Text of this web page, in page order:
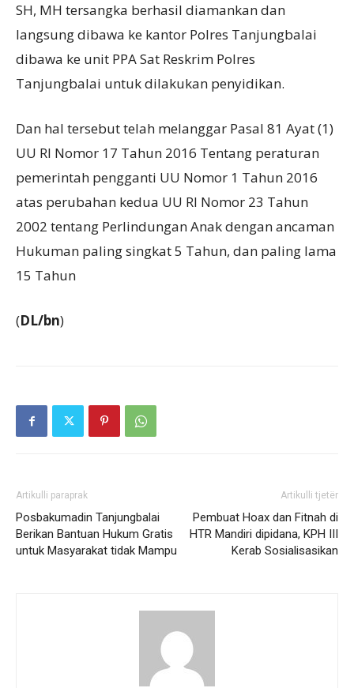
SH, MH tersangka berhasil diamankan dan
langsung dibawa ke kantor Polres Tanjungbalai
dibawa ke unit PPA Sat Reskrim Polres
Tanjungbalai untuk dilakukan penyidikan.
Dan hal tersebut telah melanggar Pasal 81 Ayat (1)
UU RI Nomor 17 Tahun 2016 Tentang peraturan
pemerintah pengganti UU Nomor 1 Tahun 2016
atas perubahan kedua UU RI Nomor 23 Tahun
2002 tentang Perlindungan Anak dengan ancaman
Hukuman paling singkat 5 Tahun, dan paling lama
15 Tahun
(DL/bn)
Artikulli paraprak
Posbakumadin Tanjungbalai
Berikan Bantuan Hukum Gratis
untuk Masyarakat tidak Mampu
Artikulli tjetër
Pembuat Hoax dan Fitnah di
HTR Mandiri dipidana, KPH III
Kerab Sosialisasikan